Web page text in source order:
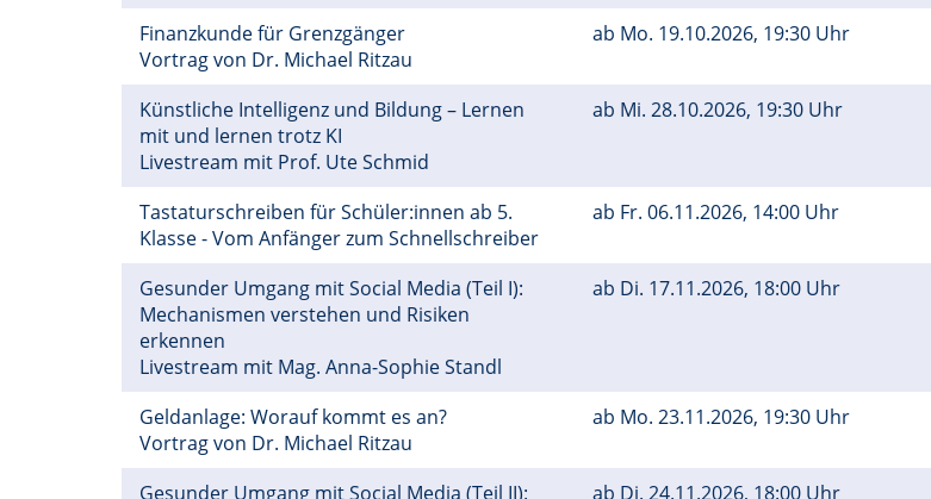
Finanzkunde für Grenzgänger
Vortrag von Dr. Michael Ritzau
ab Mo. 19.10.2026, 19:30 Uhr
Künstliche Intelligenz und Bildung – Lernen
mit und lernen trotz KI
Livestream mit Prof. Ute Schmid
ab Mi. 28.10.2026, 19:30 Uhr
Tastaturschreiben für Schüler:innen ab 5.
Klasse - Vom Anfänger zum Schnellschreiber
ab Fr. 06.11.2026, 14:00 Uhr
Gesunder Umgang mit Social Media (Teil I):
Mechanismen verstehen und Risiken
erkennen
Livestream mit Mag. Anna-Sophie Standl
ab Di. 17.11.2026, 18:00 Uhr
Geldanlage: Worauf kommt es an?
Vortrag von Dr. Michael Ritzau
ab Mo. 23.11.2026, 19:30 Uhr
Gesunder Umgang mit Social Media (Teil II):
ab Di. 24.11.2026, 18:00 Uhr